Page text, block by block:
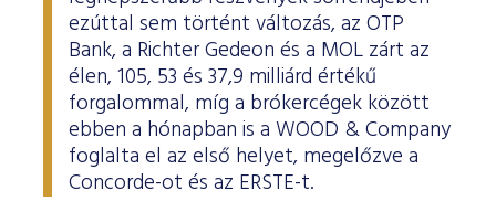
ezúttal sem történt változás, az OTP
Bank, a Richter Gedeon és a MOL zárt az
élen, 105, 53 és 37,9 milliárd értékű
forgalommal, míg a brókercégek között
ebben a hónapban is a WOOD & Company
foglalta el az első helyet, megelőzve a
Concorde-ot és az ERSTE-t.